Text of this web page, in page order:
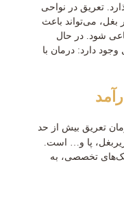
تعریق در نواحی
بغل، می‌تواند باعث
شود. در حال
دارد: درمان با
تعریق بیش از حد
پا و… است.
تخصصی، به